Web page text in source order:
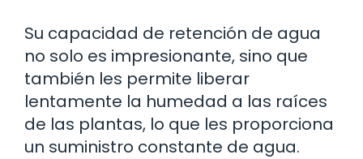
Su capacidad de retención de agua
no solo es impresionante, sino que
también les permite liberar
lentamente la humedad a las raíces
de las plantas, lo que les proporciona
un suministro constante de agua.